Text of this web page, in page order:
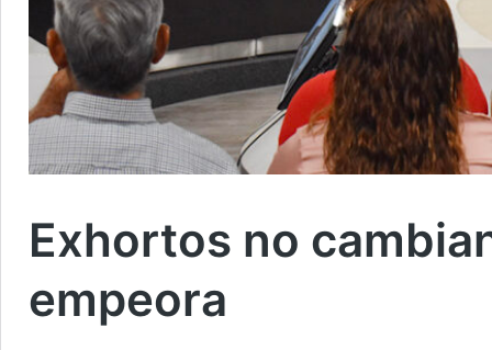
Exhortos no
empeora